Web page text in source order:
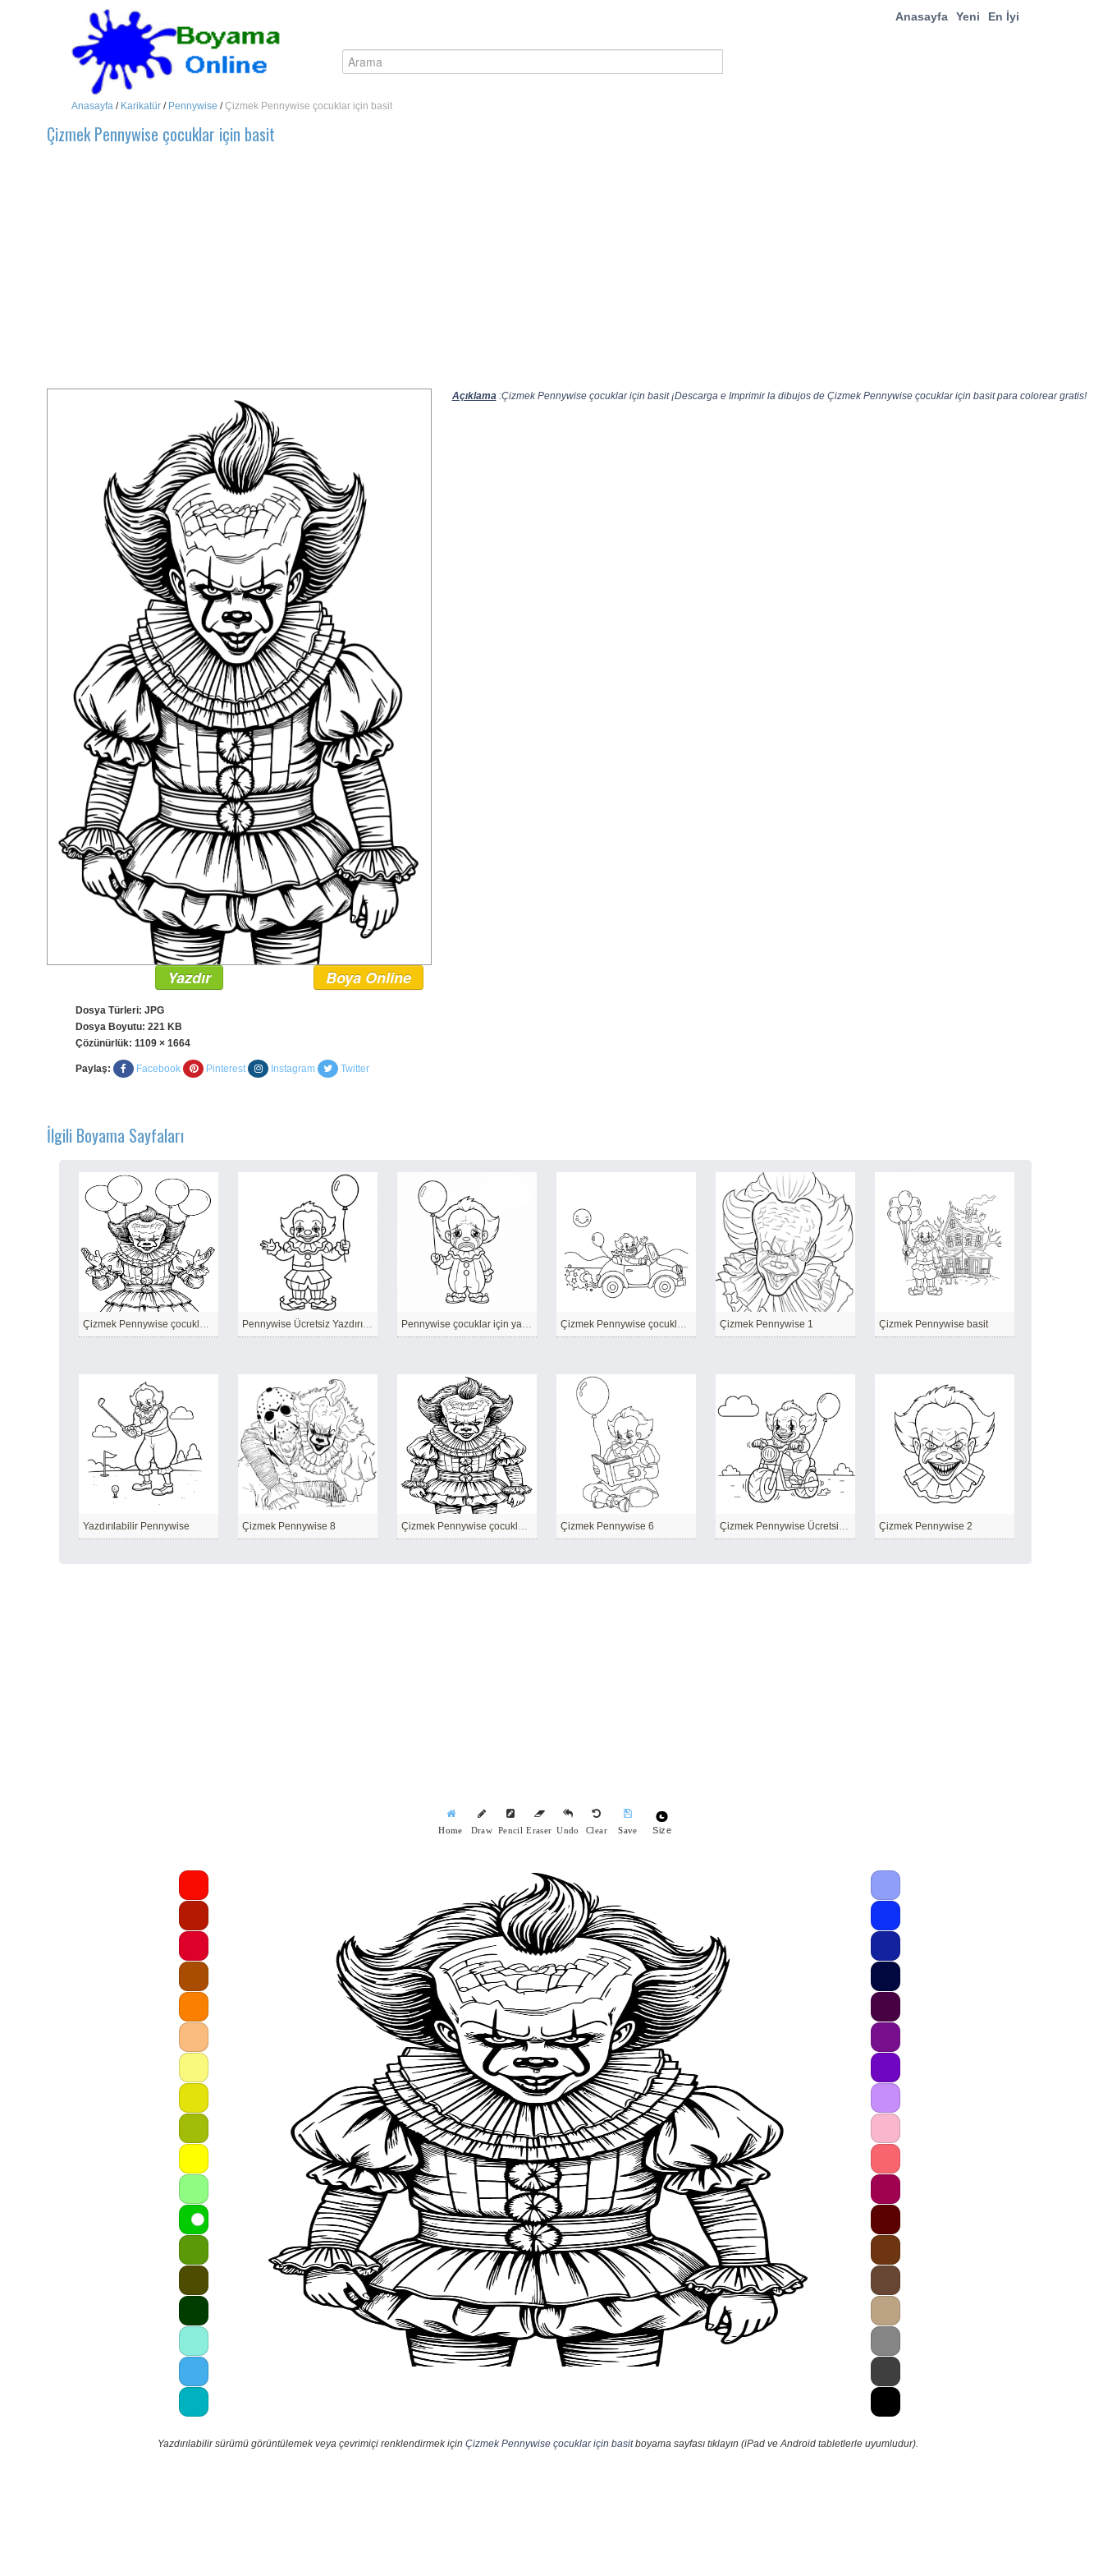
Anasayfa Yeni En İyi
Anasayfa / Karikatür / Pennywise /Çizmek Pennywise çocuklar için basit
Çizmek Pennywise çocuklar için basit
Açıklama:Çizmek Pennywise çocuklar için basit ¡Descarga e Imprimir la dibujos de Çizmek Pennywise çocuklar için basit para colorear gratis!
Yazdır Boya Online
Dosya Türleri: JPG
Dosya Boyutu: 221 KB
Çözünürlük: 1109 × 1664
Paylaş: Facebook Pinterest Instagram Twitter
İlgili Boyama Sayfaları
Çizmek Pennywise çocuklar için Pennywise Ücretsiz Yazdırılabilir Pennywise çocuklar için yazdırılabilir Çizmek Pennywise çocuklar için ücretsiz Çizmek Pennywise 1 Çizmek Pennywise basit
Yazdırılabilir Pennywise Çizmek Pennywise 8 Çizmek Pennywise çocuklar için basit Çizmek Pennywise 6 Çizmek Pennywise Ücretsiz Yazdırılabilir Çizmek Pennywise 2
Home Draw Pencil Eraser Undo Clear Save Size
Yazdırılabilir sürümü görüntülemek veya çevrimiçi renklendirmek için Çizmek Pennywise çocuklar için basitboyama sayfası tıklayın (iPad ve Android tabletlerle uyumludur).